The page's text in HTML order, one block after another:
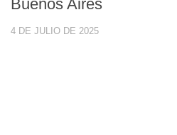
Buenos Aires
4 DE JULIO DE 2025